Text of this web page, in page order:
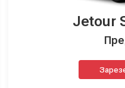
Jetour